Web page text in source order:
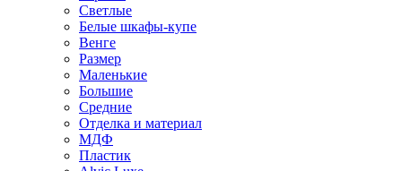
Светлые
Белые шкафы-купе
Венге
Размер
Маленькие
Большие
Средние
Отделка и материал
МДФ
Пластик